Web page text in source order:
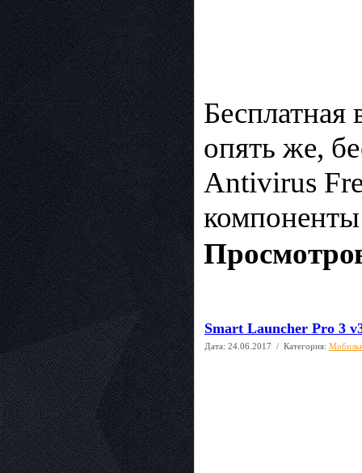
опять же,
Antivirus
Smart Launcher Pro 3
Дата: 24.06.2017 / Категория: